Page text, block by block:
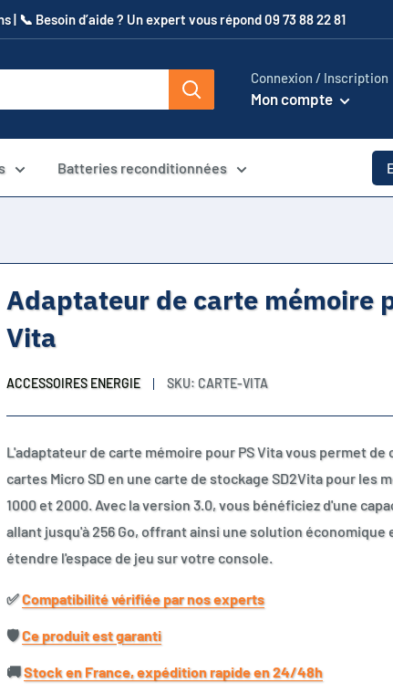
📞​ Besoin d’aide ? Un expert vous répond 09 73 88 22 81
Connexion / Inscription
Mon compte
Batteries reconditionnées
Adaptateur de carte mémoire
Vita
ACCESSOIRES ENERGIE SKU: CARTE-VITA
L'adaptateur de carte mémoire pour PS Vita vous permet de
cartes Micro SD en une carte de stockage SD2Vita pour les
1000 et 2000. Avec la version 3.0, vous bénéficiez d'une
allant jusqu'à 256 Go, offrant ainsi une solution économique
étendre l'espace de jeu sur votre console.
✅​Compatibilité vérifiée par nos experts
🛡️​Ce produit est garanti
🚚​Stock en France, expédition rapide en 24/48h